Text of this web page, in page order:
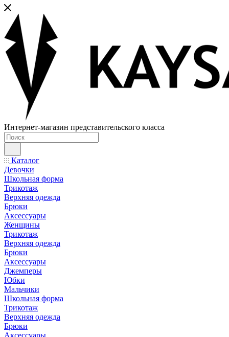
Интернет-магазин представительского класса
Каталог
Девочки
Школьная форма
Трикотаж
Верхняя одежда
Брюки
Аксессуары
Женщины
Трикотаж
Верхняя одежда
Брюки
Аксессуары
Джемперы
Юбки
Мальчики
Школьная форма
Трикотаж
Верхняя одежда
Брюки
Аксессуары